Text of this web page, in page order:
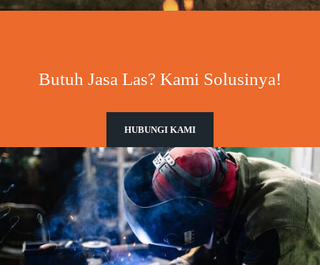
Butuh Jasa Las? Kami Solusinya!
HUBUNGI KAMI